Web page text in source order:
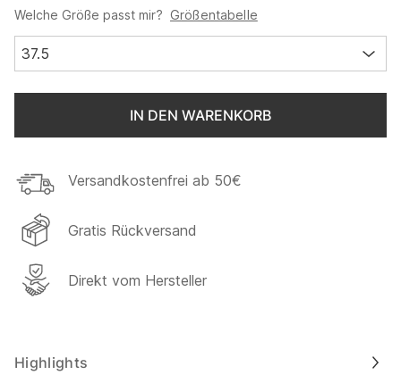
Welche Größe passt mir? Größentabelle
37.5
IN DEN WARENKORB
Versandkostenfrei ab 50€
Gratis Rückversand
Direkt vom Hersteller
Highlights